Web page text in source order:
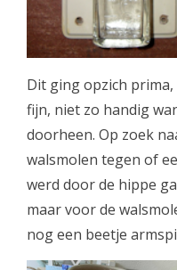
Dit ging opzich
fijn, niet zo handig
doorheen. Op zoek
walsmolen tegen of
werd door de hippe
maar voor de
nog een beetje